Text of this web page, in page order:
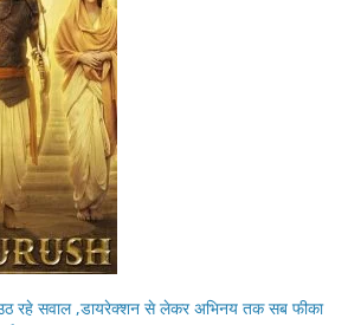
रहे सवाल ,डायरेक्शन से लेकर अभिनय तक सब फीका